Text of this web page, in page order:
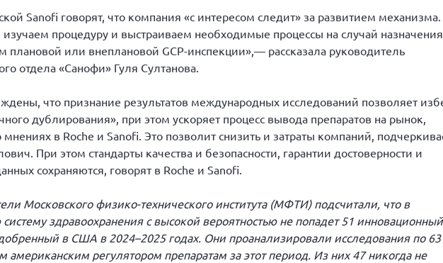
Sanofi говорят, что компания «с интересом следит» за развитием механизма.
процедуру и выстраиваем необходимые процессы на случай назначения
плановой или внеплановой GCP-инспекции»,— рассказала руководитель
отдела «Санофи» Гуля Султанова.
что признание результатов международных исследований позволяет
дублирования», при этом ускоряет процесс вывода препаратов на рынок,
мнениях в Roche и Sanofi. Это позволит снизить и затраты компаний,
При этом стандарты качества и безопасности, гарантии достоверности и
сохраняются, говорят в Roche и Sanofi.
Московского физико-технического института (МФТИ) подсчитали, что в
систему здравоохранения с высокой вероятностью не попадет 51 инновационный
в США в 2024–2025 годах. Они проанализировали исследования по 63
американским регулятором препаратам за этот период. Из них 47 никогда не